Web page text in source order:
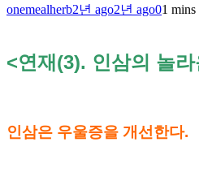
onemealherb2년 ago2년 ago01 mins
<연재(3). 인삼의 놀
인삼은 우울증을 개선한다.